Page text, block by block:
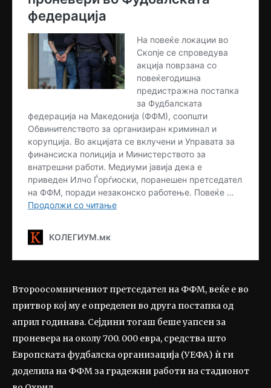
Второосомничениот претседател на ФФМ, веќе е во
притвор кој му е определен во друга постапка од
април годинава. Сејдини тогаш беше уапсен за
проневера на околу 700. 000 евра, средства што
Европската фудбалска организација (УЕФА) ѝ ги
доделила на ФФМ за градежни работи на стадионот